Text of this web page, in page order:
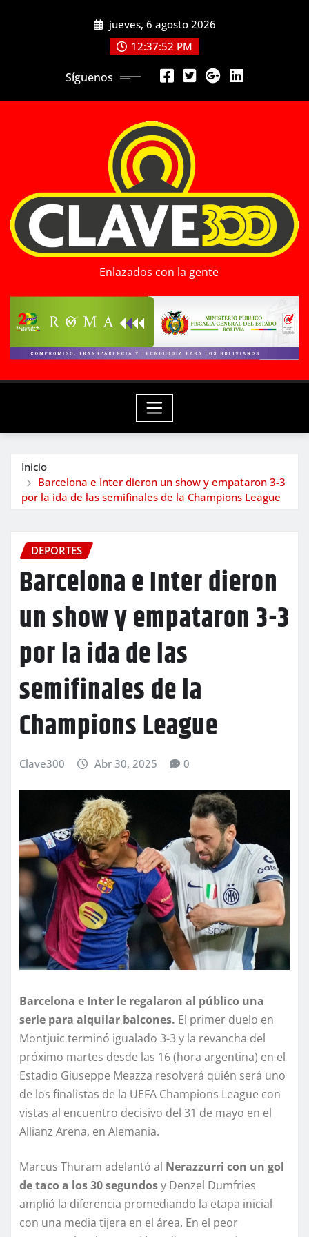
jueves, 6 agosto 2026
12:37:53 PM
Síguenos
Enlazados con la gente
Inicio
Barcelona e Inter dieron un show y empataron 3-3
por la ida de las semifinales de la Champions League
DEPORTES
Barcelona e Inter dieron
un show y empataron 3-3
por la ida de las
semifinales de la
Champions League
Clave300 Abr 30, 2025 0
Barcelona e Inter le regalaron al público una
serie para alquilar balcones. El primer duelo en
Montjuic terminó igualado 3-3 y la revancha del
próximo martes desde las 16 (hora argentina) en el
Estadio Giuseppe Meazza resolverá quién será uno
de los finalistas de la UEFA Champions League con
vistas al encuentro decisivo del 31 de mayo en el
Allianz Arena, en Alemania.
Marcus Thuram adelantó al Nerazzurri con un gol
de taco a los 30 segundosy Denzel Dumfries
amplió la diferencia promediando la etapa inicial
con una media tijera en el área. En el peor